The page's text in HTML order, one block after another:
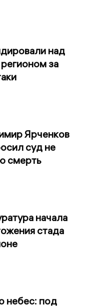
над
за
Ярченков
суд не
смерть
начала
стада
небес: под